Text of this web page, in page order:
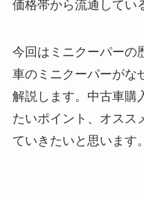
価格帯から流通してい
今回はミニクーパーの
車のミニクーパーがな
解説します。中古車購
たいポイント、オスス
ていきたいと思います。